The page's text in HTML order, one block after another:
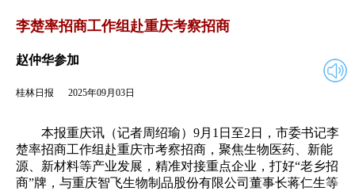
2025年09月03日
李楚率招商工作组赴重庆考察招商
赵仲华参加
桂林日报 2025年09月03日
本报重庆讯（记者周绍瑜）9月1日至2日，市委书记李
楚率招商工作组赴重庆市考察招商，聚焦生物医药、新能
源、新材料等产业发展，精准对接重点企业，打好“老乡招
商”牌，与重庆智飞生物制品股份有限公司董事长蒋仁生等